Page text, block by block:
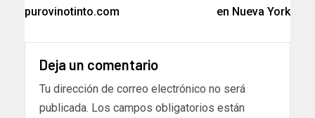
purovinotinto.com
en Nueva York
Deja un comentario
Tu dirección de correo electrónico no será
publicada. Los campos obligatorios están